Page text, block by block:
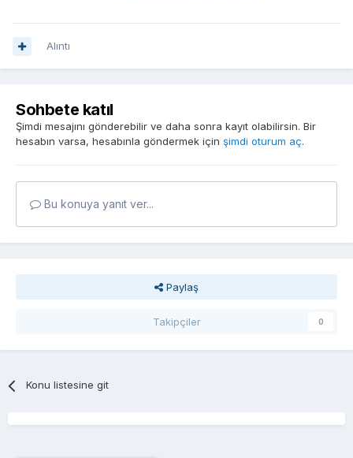
Alıntı
Sohbete katıl
Şimdi mesajını gönderebilir ve daha sonra kayıt olabilirsin. Bir
hesabın varsa, hesabınla göndermek için şimdi oturum aç.
Bu konuya yanıt ver...
Paylaş
Takipçiler 0
Konu listesine git